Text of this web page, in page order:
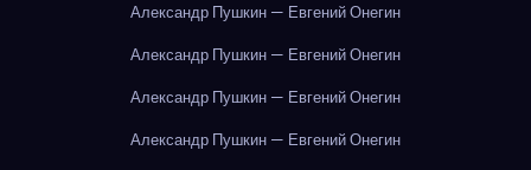
Александр Пушкин — Евгений Онегин
Александр Пушкин — Евгений Онегин
Александр Пушкин — Евгений Онегин
Александр Пушкин — Евгений Онегин